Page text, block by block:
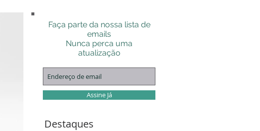
Faça parte da nossa lista de
emails
Nunca perca uma
atualização
Assine Já
Destaques